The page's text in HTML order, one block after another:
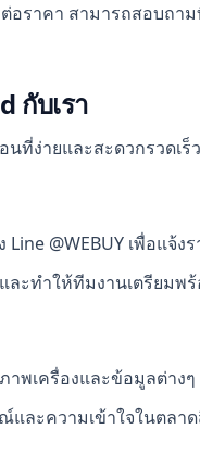
ราคา สามารถสอบถา
กับเรา
ที่ง่ายและสะดวกรวดเ
@WEBUY เพื่อแจ้ง
ะทำให้ทีมงานเตรียมพ
พเครื่องและข้อมูลต่าง
และความเข้าใจในตล